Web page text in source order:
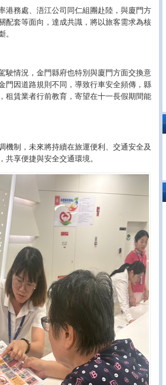
港務處、浯江公司同仁組團赴陸，與廈門方
配套等面向，達成共識，將以旅客需求為核
。
駛情況，金門縣府也特別與廈門方面交換意
門因道路規則不同，導致行車安全頻傳，縣
租賃業者行前教育，寄望在十一長假期間能
機制，未來將持續在旅運便利、交通安全及
享便捷與安全交通環境。